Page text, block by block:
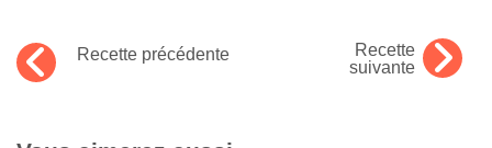
Recette précédente
Recette
suivante